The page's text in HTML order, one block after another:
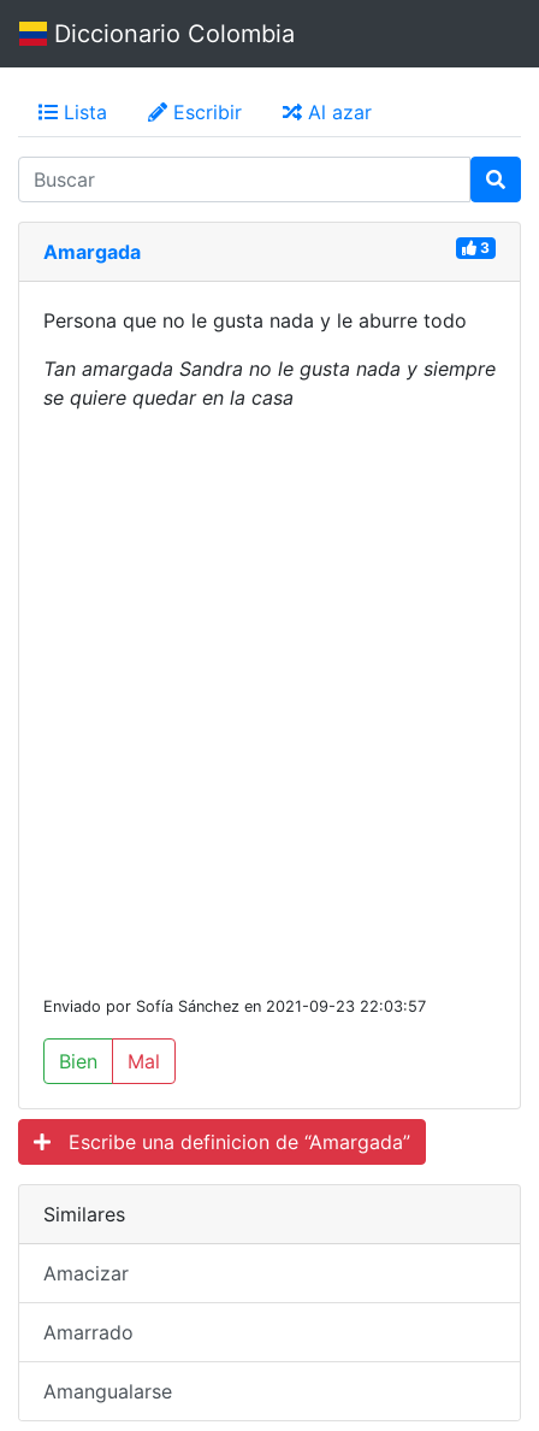
Diccionario Colombia
Lista Escribir Al azar
Amargada 3
Persona que no le gusta nada y le aburre todo
Tan amargada Sandra no le gusta nada y siempre
se quiere quedar en la casa
Enviado por Sofía Sánchez en 2021-09-23 22:03:57
Bien Mal
Escribe una definicion de “Amargada”
Similares
Amacizar
Amarrado
Amangualarse